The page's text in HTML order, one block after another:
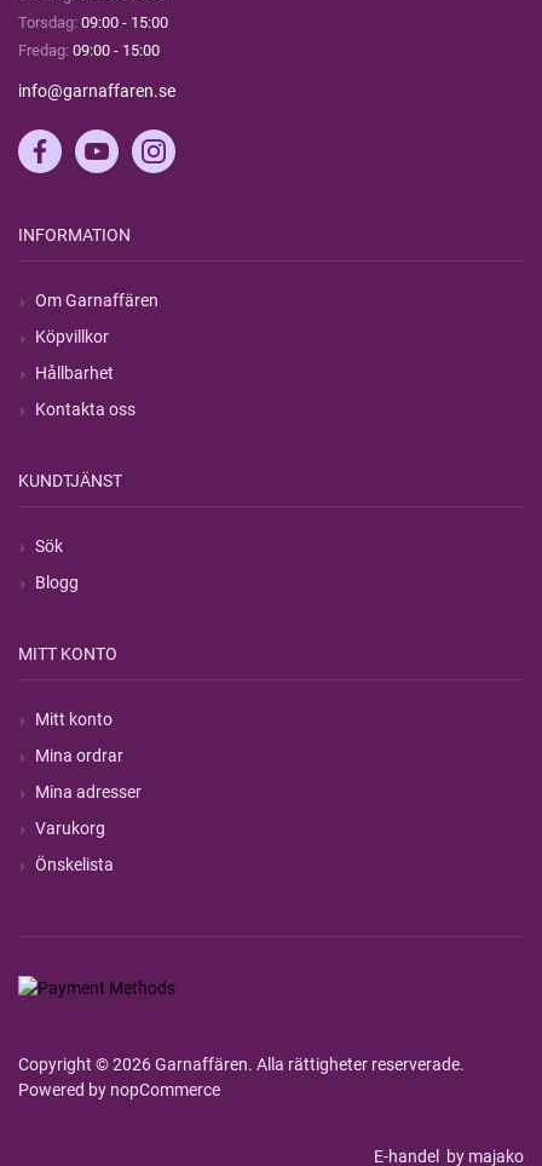
Torsdag: 09:00 - 15:00
Fredag: 09:00 - 15:00
info@garnaffaren.se
INFORMATION
Om Garnaffären
Köpvillkor
Hållbarhet
Kontakta oss
KUNDTJÄNST
Sök
Blogg
MITT KONTO
Mitt konto
Mina ordrar
Mina adresser
Varukorg
Önskelista
Copyright © 2026 Garnaffären. Alla rättigheter reserverade.
Powered by nopCommerce
E-handel by majako